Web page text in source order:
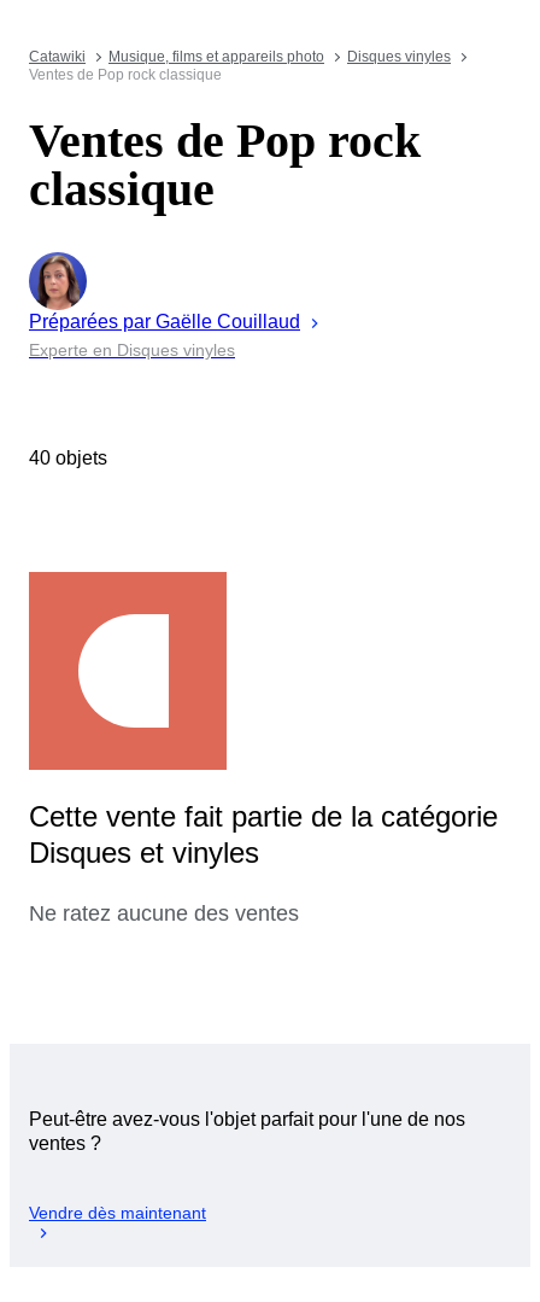
Catawiki Musique, films et appareils photo
Disques vinyles
Ventes de Pop rock classique
Ventes de Pop rock
classique
Préparées par Gaëlle Couillaud
Experte en Disques vinyles
40 objets
Cette vente fait partie de la catégorie
Disques et vinyles
Ne ratez aucune des ventes
Peut-être avez-vous l'objet parfait pour l'une de nos
ventes ?
Vendre dès maintenant